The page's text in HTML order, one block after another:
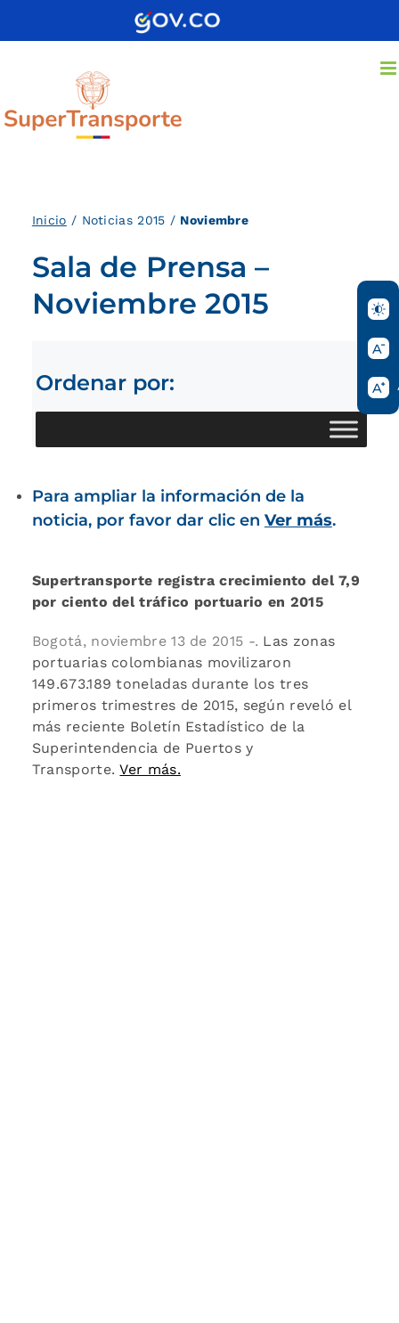
Inicio / Noticias 2015 / Noviembre
Sala de Prensa –
Noviembre 2015
Ordenar por:
Para ampliar la información de la
noticia, por favor dar clic en Ver más.
Supertransporte registra crecimiento del 7,9
por ciento del tráfico portuario en 2015
Bogotá, noviembre 13 de 2015 -. Las zonas
portuarias colombianas movilizaron
149.673.189 toneladas durante los tres
primeros trimestres de 2015, según reveló el
más reciente Boletín Estadístico de la
Superintendencia de Puertos y
Transporte.Ver más.